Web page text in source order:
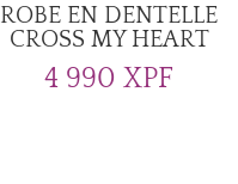
ROBE EN DENTELLE
CROSS MY HEART
4 990XPF